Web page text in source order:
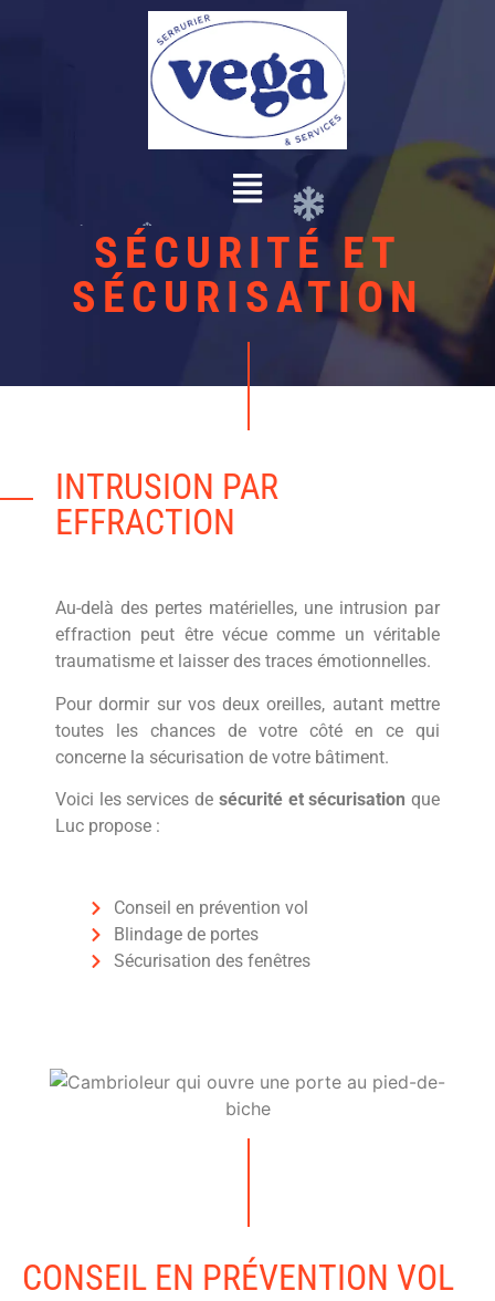
SÉCURITÉ ET
SÉCURISATION
INTRUSION PAR
EFFRACTION
Au-delà des pertes matérielles, une intrusion par
effraction peut être vécue comme un véritable
traumatisme et laisser des traces émotionnelles.
Pour dormir sur vos deux oreilles, autant mettre
toutes les chances de votre côté en ce qui
concerne la sécurisation de votre bâtiment.
Voici les services de sécurité et sécurisationque
Luc propose :
Conseil en prévention vol
Blindage de portes
Sécurisation des fenêtres
CONSEIL EN PRÉVENTION VOL